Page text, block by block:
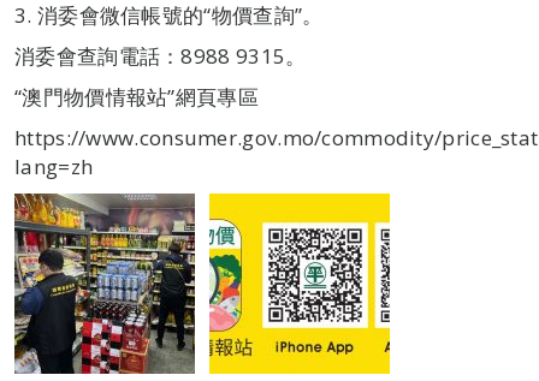
3. 消委會微信帳號的“物價查詢”。
消委會查詢電話：8988 9315。
“澳門物價情報站”網頁專區
https://www.consumer.gov.mo/commodity/
lang=zh